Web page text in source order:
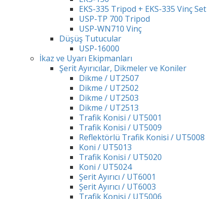
EKS-335 Tripod + EKS-335 Vinç Set
USP-TP 700 Tripod
USP-WN710 Vinç
Düşüş Tutucular
USP-16000
İkaz ve Uyarı Ekipmanları
Şerit Ayırıcılar, Dikmeler ve Koniler
Dikme / UT2507
Dikme / UT2502
Dikme / UT2503
Dikme / UT2513
Trafik Konisi / UT5001
Trafik Konisi / UT5009
Reflektörlü Trafik Konisi / UT5008
Koni / UT5013
Trafik Konisi / UT5020
Koni / UT5024
Şerit Ayırıcı / UT6001
Şerit Ayırıcı / UT6003
Trafik Konisi / UT5006